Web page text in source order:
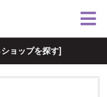
ョップを探す]